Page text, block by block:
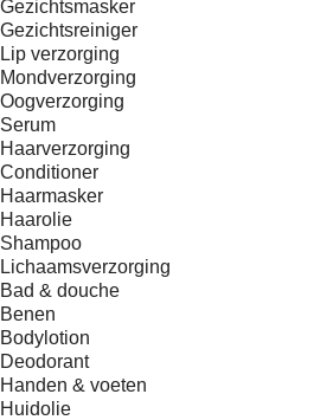
Gezichtsmasker
Gezichtsreiniger
Lip verzorging
Mondverzorging
Oogverzorging
Serum
Haarverzorging
Conditioner
Haarmasker
Haarolie
Shampoo
Lichaamsverzorging
Bad & douche
Benen
Bodylotion
Deodorant
Handen & voeten
Huidolie